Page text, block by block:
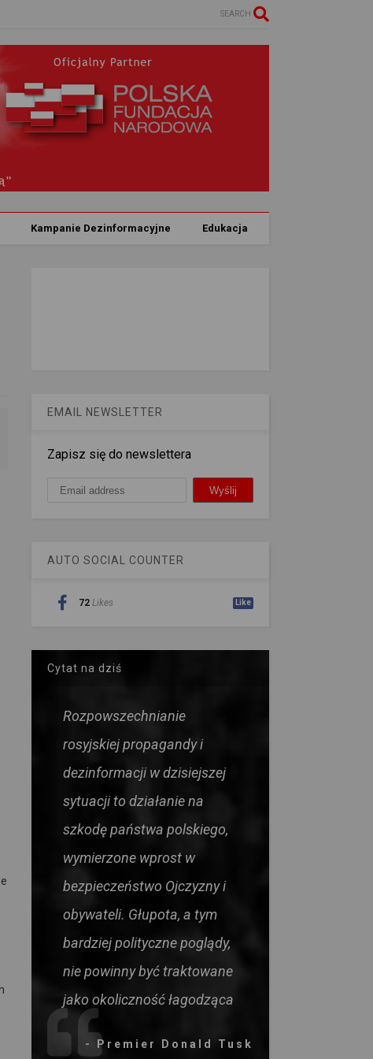
SEARCH
Kampanie Dezinformacyjne Edukacja
EMAIL NEWSLETTER
Zapisz się do newslettera
AUTO SOCIAL COUNTER
72 Likes Like
Cytat na dziś
Rozpowszechnianie
rosyjskiej propagandy i
dezinformacji w dzisiejszej
sytuacji to działanie na
szkodę państwa polskiego,
wymierzone wprost w
bezpieczeństwo Ojczyzny i
obywateli. Głupota, a tym
bardziej polityczne poglądy,
nie powinny być traktowane
jako okoliczność łagodząca
- Premier Donald Tusk